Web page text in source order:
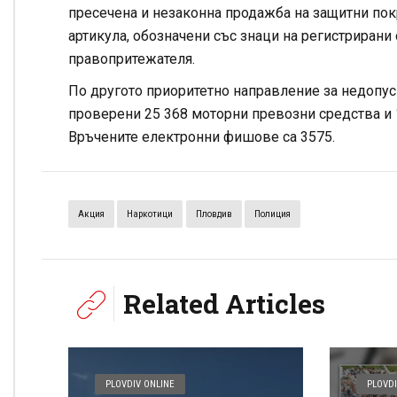
пресечена и незаконна продажба на защитни
артикула, обозначени със знаци на
правопритежателя.
По другото приоритетно направление за
проверени 25 368 моторни превозни средства
Връчените електронни фишове са 3575.
Акция Наркотици Пловдив Полиция
Related Articles
PLOVDIV ONLINE